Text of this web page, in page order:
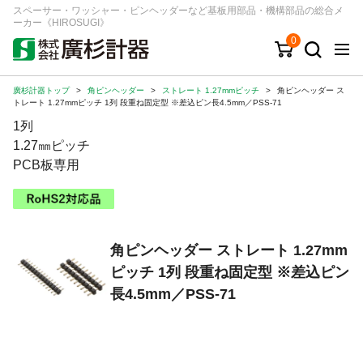
スペーサー・ワッシャー・ピンヘッダーなど基板用部品・機構部品の総合メ
ーカー《HIROSUGI》
0
キーワード 品番/シリーズ
商品カテゴリから探す
ジャンルから探す
シリーズから探す
注文・見積りについて
ご利用ガイド
廣杉計器トップ > 角ピンヘッダー > ストレート 1.27mmピッチ >
角ピンヘッダー ス
トレート 1.27mmピッチ 1列 段重ね固定型 ※差込ピン長4.5mm／PSS-71
1列
1.27㎜ピッチ
PCB板専用
角ピンヘッダー ストレート 1.27mm
ピッチ 1列 段重ね固定型 ※差込ピン
長4.5mm／PSS-71